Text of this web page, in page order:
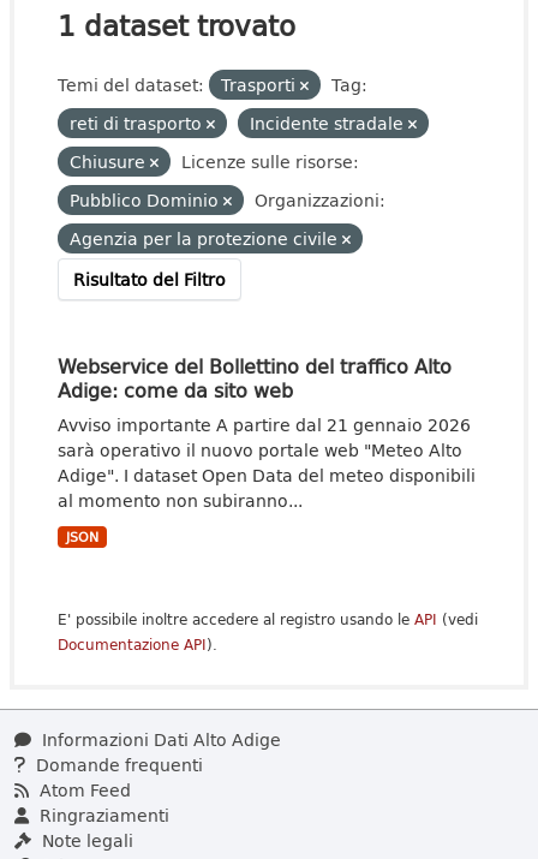
1 dataset trovato
Temi del dataset: Trasporti
Tag:
reti di trasporto
Incidente stradale
Chiusure
Licenze sulle risorse:
Pubblico Dominio
Organizzazioni:
Agenzia per la protezione civile
Risultato del Filtro
Webservice del Bollettino del traffico Alto
Adige: come da sito web
Avviso importante A partire dal 21 gennaio 2026
sarà operativo il nuovo portale web "Meteo Alto
Adige". I dataset Open Data del meteo disponibili
al momento non subiranno...
JSON
E' possibile inoltre accedere al registro usando le API (vedi
Documentazione API).
Informazioni Dati Alto Adige
Domande frequenti
Atom Feed
Ringraziamenti
Note legali